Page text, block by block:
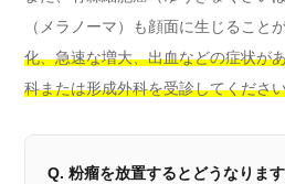
（メラノーマ）も顔面に生じること
化、急速な増大、出血などの症状が
科または形成外科を受診してくださ
Q. 粉瘤を放置するとどうなりま